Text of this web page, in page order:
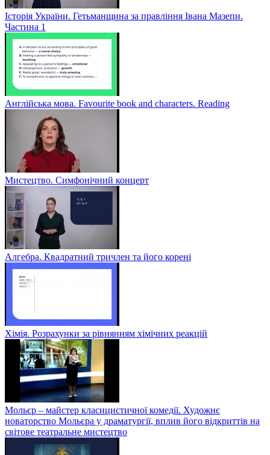
Історія України. Гетьманщина за правління Івана Мазепи.
Частина 1
Англійська мова. Favourite book and characters. Reading
Мистецтво. Симфонічний концерт
Алгебра. Квадратний тричлен та його корені
Хімія. Розрахунки за рівнянням хімічних реакцій
Мольєр – майстер класицистичної комедії. Художнє
новаторство Мольєра у драматургії, вплив його відкриттів на
світове театральне мистецтво